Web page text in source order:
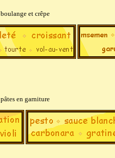
boulange et crêpe
pâtes en garniture